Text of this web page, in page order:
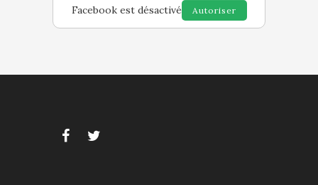
Facebook est désactivé Autoriser